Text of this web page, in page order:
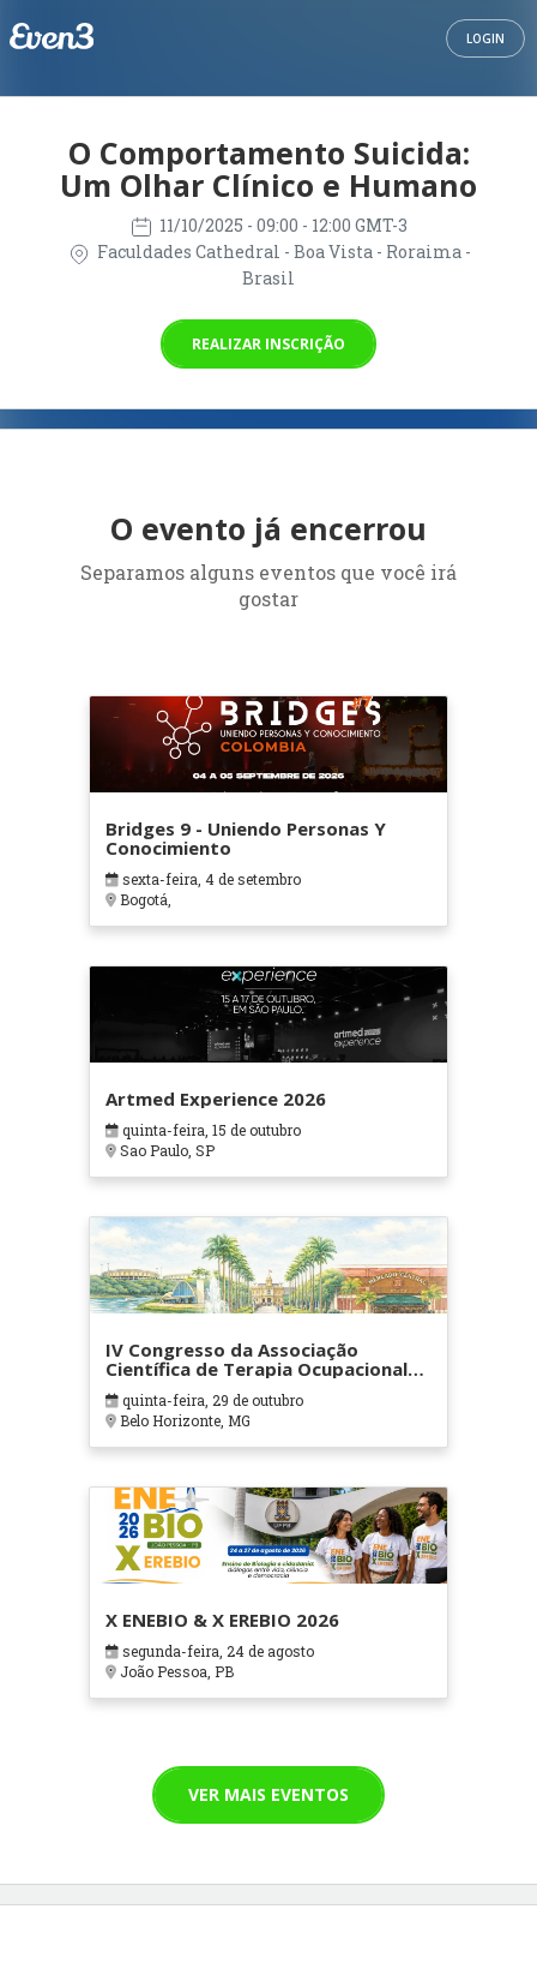
LOGIN
O Comportamento Suicida:
Um Olhar Clínico e Humano
11/10/2025 - 09:00 - 12:00 GMT-3
Faculdades Cathedral - Boa Vista - Roraima -
Brasil
REALIZAR INSCRIÇÃO
O evento já encerrou
Separamos alguns eventos que você irá
gostar
Bridges 9 - Uniendo Personas Y
Conocimiento
sexta-feira, 4 de setembro
Bogotá,
Artmed Experience 2026
quinta-feira, 15 de outubro
Sao Paulo, SP
IV Congresso da Associação
Científica de Terapia Ocupacional
em Contextos Hospitalares e
Cuidados Paliativos - ATOHOSP
quinta-feira, 29 de outubro
Belo Horizonte, MG
X ENEBIO & X EREBIO 2026
segunda-feira, 24 de agosto
João Pessoa, PB
VER MAIS EVENTOS